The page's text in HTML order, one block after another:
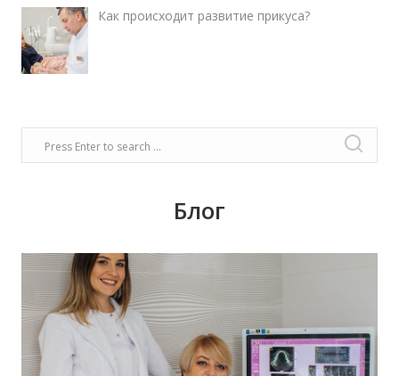
Как происходит развитие прикуса?
Блог
Время задуматься о волшебном платье,
прическе, макияже. Позаботьтесь о вашей
улыбке, которая придаст вашему образу
чувство комфорта и уверенности!